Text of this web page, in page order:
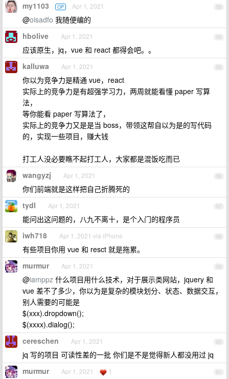
53
my1103 OP Apr 1, 2021
@oisadfo 我随便编的
54
hbolive Apr 1, 2021
应该原生，jq，vue 和 react 都得会吧。。
55
kalluwa Apr 1, 2021
你以为竞争力是精通 vue，react
实际上的竞争力是有超强学习力，两周就能看懂 paper 写算
法，
等你能看 paper 写算法了，
实际上的竞争力又是是当 boss，带领这帮自以为是的写代码
的，实现一些项目，赚大钱
打工人没必要瞧不起打工人，大家都是混饭吃而已
56
wangyzj Apr 1, 2021
你们前端就是这样把自己折腾死的
57
tydl Apr 1, 2021
能问出这问题的，八九不离十，是个入门的程序员
58
iwh718 Apr 1, 2021 via iPhone
有些项目你用 vue 和 resct 就是拖累。
59
murmur Apr 1, 2021
@iamppz 什么项目用什么技术，对于展示类网站，jquery 和
vue 差不了多少，你以为是复杂的模块划分、状态、数据交互，
别人需要的可能是
$(xxx).dropdown();
$(xxxx).dialog();
60
cereschen Apr 1, 2021
jq 写的项目 可读性差的一批 你们是不是觉得新人都没用过 jq
61
murmur Apr 1, 2021 1